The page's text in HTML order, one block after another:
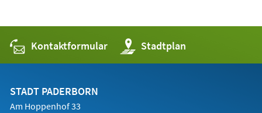
Kontaktformular Stadtplan
(Öffnet
in
einem
STADT PADERBORN
Am Hoppenhof 33